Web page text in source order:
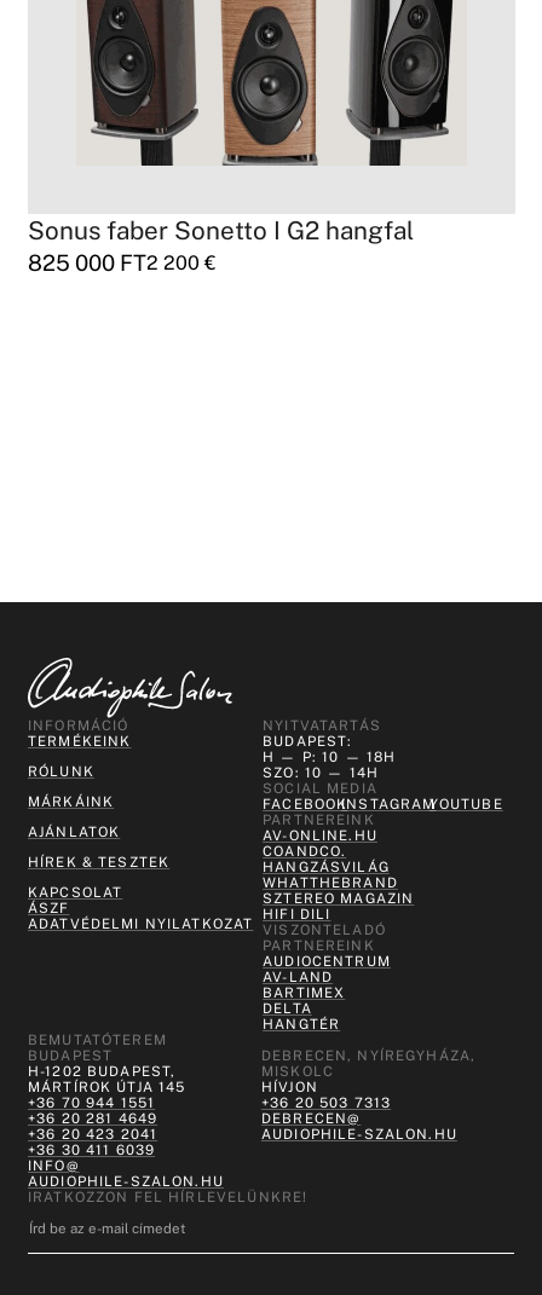
Sonus faber Sonetto I G2 hangfal
825 000 FT2 200€
INFORMÁCIÓ
TERMÉKEINK
RÓLUNK
MÁRKÁINK
AJÁNLATOK
HÍREK & TESZTEK
KAPCSOLAT
ÁSZF
ADATVÉDELMI NYILATKOZAT
NYITVATARTÁS
BUDAPEST:
H — P: 10 — 18H
SZO: 10 — 14H
SOCIAL MEDIA
FACEBOOKINSTAGRAMYOUTUBE
PARTNEREINK
AV-ONLINE.HU
COANDCO.
HANGZÁSVILÁG
WHATTHEBRAND
SZTEREO MAGAZIN
HIFI DILI
VISZONTELADÓ
PARTNEREINK
AUDIOCENTRUM
AV-LAND
BARTIMEX
DELTA
HANGTÉR
BEMUTATÓTEREM
BUDAPEST
H-1202 BUDAPEST,
MÁRTÍROK ÚTJA 145
+36 70 944 1551
+36 20 281 4649
+36 20 423 2041
+36 30 411 6039
INFO@
AUDIOPHILE-SZALON.HU
DEBRECEN, NYÍREGYHÁZA,
MISKOLC
HÍVJON
+36 20 503 7313
DEBRECEN@
AUDIOPHILE-SZALON.HU
IRATKOZZON FEL HÍRLEVELÜNKRE!